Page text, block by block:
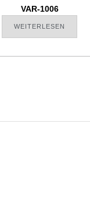
VAR-1006
WEITERLESEN